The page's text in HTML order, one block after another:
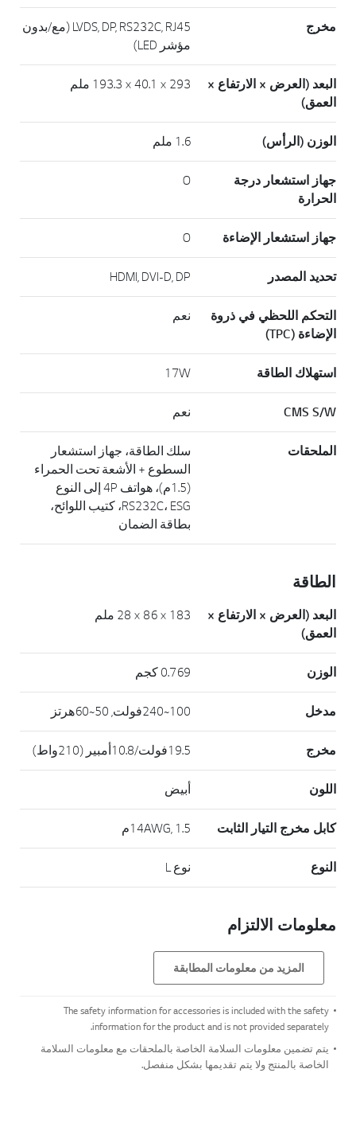
مخرج
LVDS, DP, RS232C, RJ45 (مع/بدون
مؤشر LED)
البعد (العرض × الارتفاع ×
العمق)
293 × 40.1 × 193.3 ملم
الوزن (الرأس) 1.6 ملم
جهاز استشعار درجة
الحرارة
O
جهاز استشعار الإضاءة O
تحديد المصدر HDMI, DVI-D, DP
التحكم اللحظي في ذروة
الإضاءة (TPC)
نعم
استهلاك الطاقة 17W
CMS S/W نعم
الملحقات
سلك الطاقة، جهاز استشعار
السطوع + الأشعة تحت الحمراء
(1.5م)، هواتف 4P إلى النوع
RS232C، ESG، كتيب اللوائح،
بطاقة الضمان
الطاقة
البعد (العرض × الارتفاع ×
العمق)
183 × 86 × 28 ملم
الوزن 0.769 كجم
مدخل 100~240فولت, 50~60هرتز
مخرج 19.5فولت/10.8أمبير (210واط)
اللون أبيض
كابل مخرج التيار الثابت 14AWG, 1.5م
النوع نوع L
معلومات الالتزام
المزيد من معلومات المطابقة
The safety information for accessories is included with the safety
information for the product and is not provided separately.
يتم تضمين معلومات السلامة الخاصة بالملحقات مع معلومات السلامة
الخاصة بالمنتج ولا يتم تقديمها بشكل منفصل.